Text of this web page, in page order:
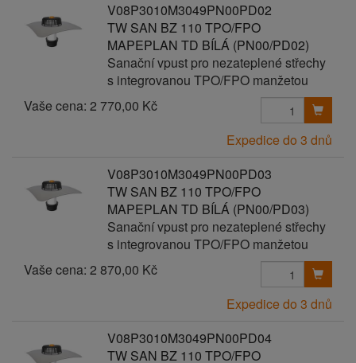
V08P3010M3049PN00PD02
TW SAN BZ 110 TPO/FPO
MAPEPLAN TD BÍLÁ (PN00/PD02)
Sanační vpust pro nezateplené střechy
s integrovanou TPO/FPO manžetou
Vaše cena: 2 770,00 Kč
Expedice do 3 dnů
V08P3010M3049PN00PD03
TW SAN BZ 110 TPO/FPO
MAPEPLAN TD BÍLÁ (PN00/PD03)
Sanační vpust pro nezateplené střechy
s integrovanou TPO/FPO manžetou
Vaše cena: 2 870,00 Kč
Expedice do 3 dnů
V08P3010M3049PN00PD04
TW SAN BZ 110 TPO/FPO